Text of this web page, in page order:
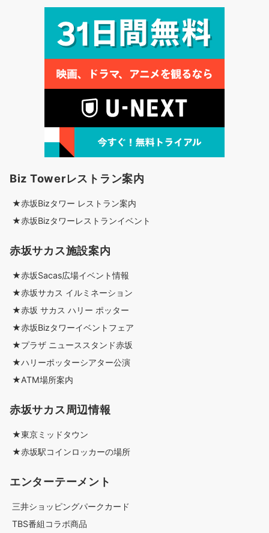
Biz Towerレストラン案内
★赤坂Bizタワー レストラン案内
★赤坂Bizタワーレストランイベント
赤坂サカス施設案内
★赤坂Sacas広場イベント情報
★赤坂サカス イルミネーション
★赤坂 サカス ハリー ポッター
★赤坂Bizタワーイベントフェア
★プラザ ニューススタンド赤坂
★ハリーポッターシアター公演
★ATM場所案内
赤坂サカス周辺情報
★東京ミッドタウン
★赤坂駅コインロッカーの場所
エンターテーメント
三井ショッピングパークカード
TBS番組コラボ商品